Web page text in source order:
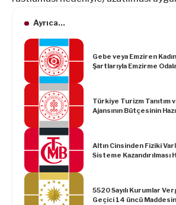
Ayrıca...
Gebe veya Emziren
Şartlarıyla Emzirme
Türkiye Turizm Tanıtım
Ajansının Bütçesinin
Altın Cinsinden Fiziki
Sisteme Kazandırılması
5520 Sayılı Kurumlar
Geçici 14 üncü